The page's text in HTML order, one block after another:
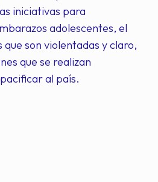
iniciativas para
adolescentes, el
que son violentadas y claro,
que se realizan
al país.